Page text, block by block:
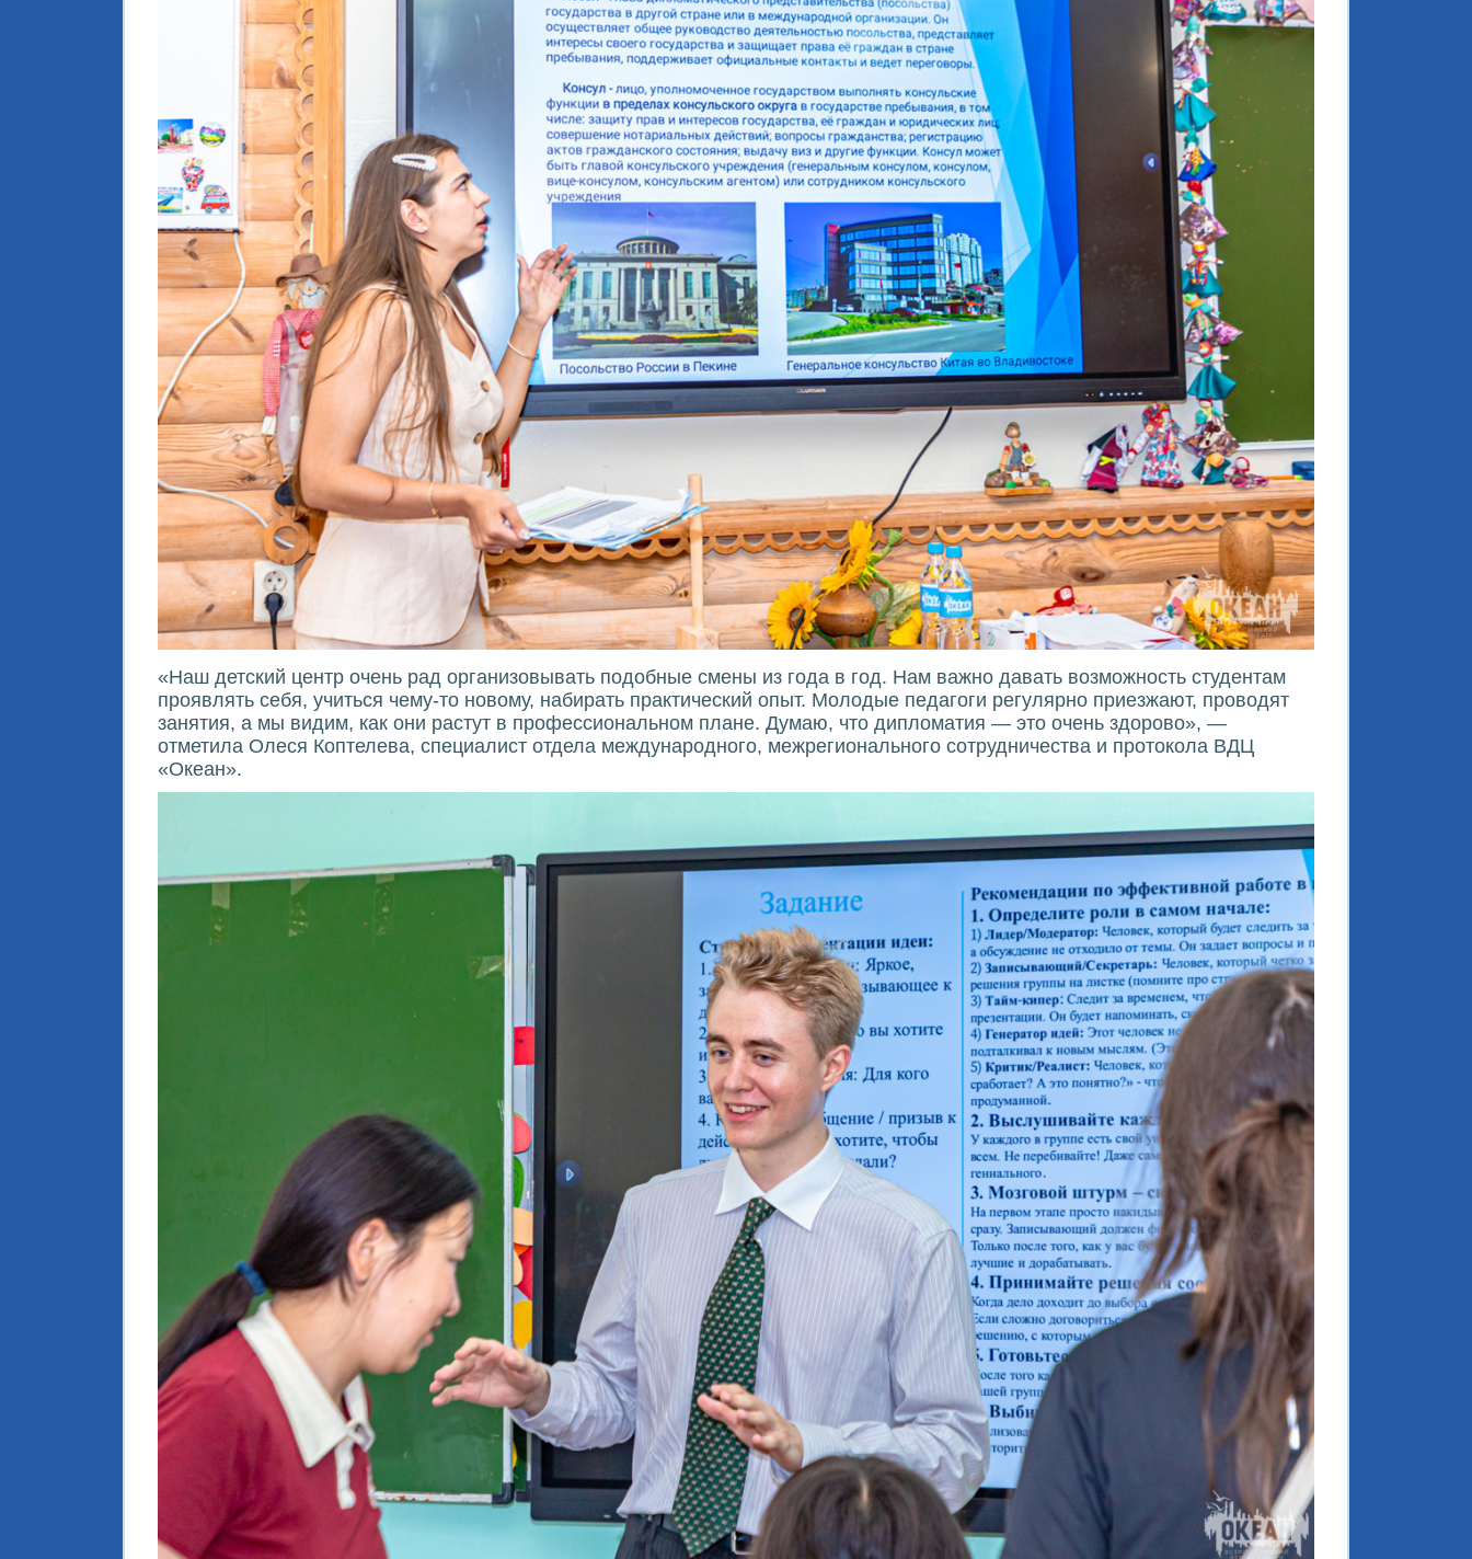
«Наш детский центр очень рад организовывать подобные смены из года в год. Нам важно давать возможность студентам
проявлять себя, учиться чему-то новому, набирать практический опыт. Молодые педагоги регулярно приезжают, проводят
занятия, а мы видим, как они растут в профессиональном плане. Думаю, что дипломатия — это очень здорово», —
отметила Олеся Коптелева, специалист отдела международного, межрегионального сотрудничества и протокола ВДЦ
«Океан».